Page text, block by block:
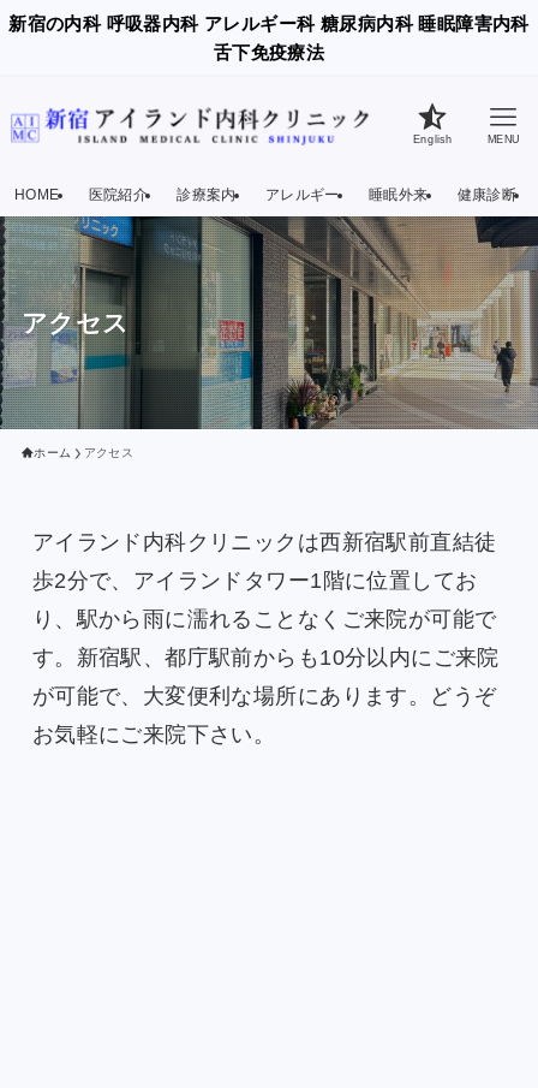
新宿の内科 呼吸器内科 アレルギー科 糖尿病内科 睡眠障害内科
舌下免疫療法
English MENU
HOME 医院紹介 診療案内 アレルギー 睡眠外来 健康診断
アクセス
ホーム アクセス
アイランド内科クリニックは西新宿駅前直結徒
歩2分で、アイランドタワー1階に位置してお
り、駅から雨に濡れることなくご来院が可能で
す。新宿駅、都庁駅前からも10分以内にご来院
が可能で、大変便利な場所にあります。どうぞ
お気軽にご来院下さい。